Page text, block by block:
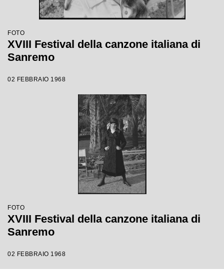
FOTO
XVIII Festival della canzone italiana di
Sanremo
02 FEBBRAIO 1968
FOTO
XVIII Festival della canzone italiana di
Sanremo
02 FEBBRAIO 1968